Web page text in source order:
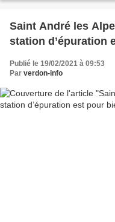
Saint André les
station d’épuration
Publié le 19/02/2021 à 09:53
Par verdon-info